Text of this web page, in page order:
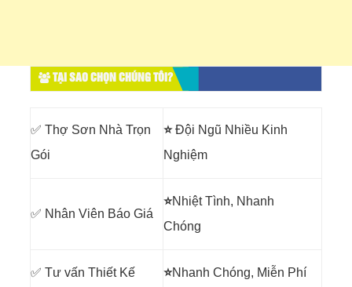
TẠI SAO CHỌN CHÚNG TÔI?
✅ Thợ Sơn Nhà Trọn
Gói
⭐Đội Ngũ Nhiều Kinh
Nghiệm
✅ Nhân Viên Báo Giá
⭐Nhiệt Tình, Nhanh
Chóng
✅ Tư vấn Thiết Kế ⭐Nhanh Chóng, Miễn Phí